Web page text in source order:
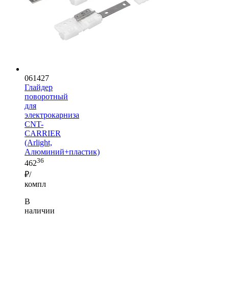
061427
Глайдер
поворотный
для
электрокарниза
CNT-
CARRIER
(Arlight,
Алюминий+пластик)
46236
₽/
компл
В
наличии